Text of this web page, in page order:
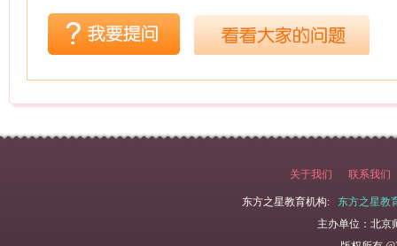
关于我们 联系我们
东方之星教育机构:
东方之星教
主办单位：北京